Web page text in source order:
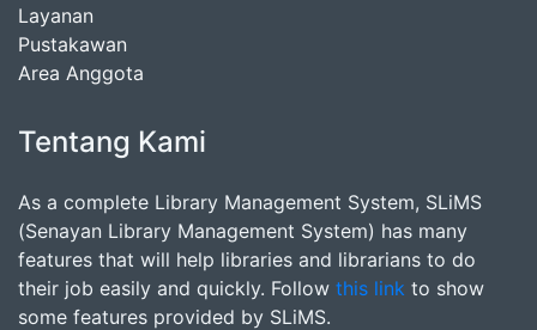
Layanan
Pustakawan
Area Anggota
Tentang Kami
As a complete Library Management System, SLiMS
(Senayan Library Management System) has many
features that will help libraries and librarians to do
their job easily and quickly. Follow this link to show
some features provided by SLiMS.